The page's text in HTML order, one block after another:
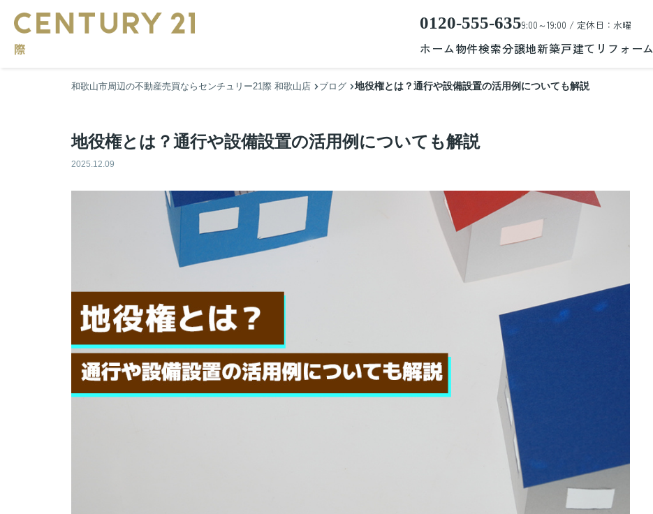
0120-555-6359:00～19:00 / 定休日：水曜
ホーム物件検索分譲地新築戸建て リフォーム
和歌山市周辺の不動産売買ならセンチュリー21際 和歌山店 ブログ 地役権とは？通行や設備設置の活用例についても解説
地役権とは？通行や設備設置の活用例についても解説
2025.12.09